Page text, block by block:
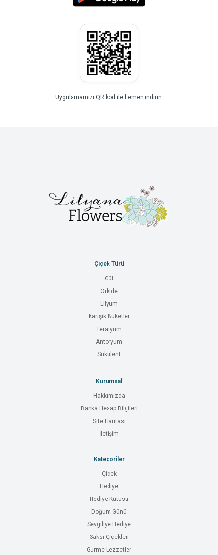
Uygulamamızı QR kod ile hemen indirin.
Çiçek Türü
Gül
Orkide
Lilyum
Karışık Buketler
Teraryum
Antoryum
Sukulent
Kurumsal
Hakkımızda
Banka Hesap Bilgileri
Site Haritası
İletişim
Kategoriler
Çiçek
Hediye
Hediye Kutusu
Doğum Günü
Sevgiliye Hediye
Saksı Çiçekleri
Gurme Lezzetler